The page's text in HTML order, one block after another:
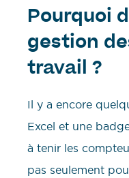
Pourquoi
gestion
travail ?
Il y a encore
Excel et une
à tenir les
pas seulement